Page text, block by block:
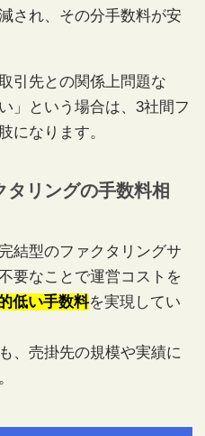
され、その分手数料が安
引先との関係上問題な
」という場合は、3社間フ
になります。
タリングの手数料相
結型のファクタリングサ
要なことで運営コストを
低い手数料を実現してい
、売掛先の規模や実績に